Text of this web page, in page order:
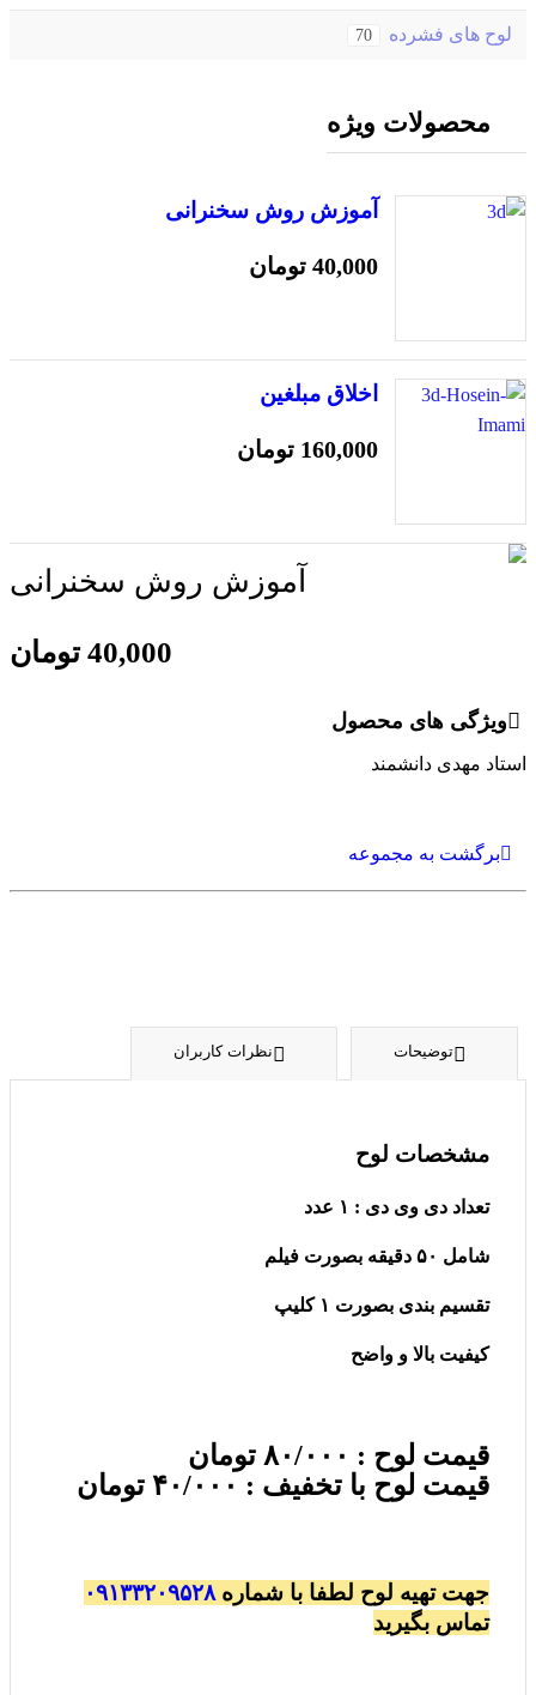
لوح های فشرده 70
محصولات ویژه
آموزش روش سخنرانی
40,000 تومان
اخلاق مبلغین
160,000 تومان
آموزش روش سخنرانی
40,000تومان
ویژگی های محصول
استاد مهدی دانشمند
برگشت به مجموعه
توضیحات نظرات کاربران
مشخصات لوح
تعداد دی وی دی : ١ عدد
شامل ۵۰ دقیقه بصورت فیلم
تقسیم بندی بصورت ١ کلیپ
کیفیت بالا و واضح
قیمت لوح : ٨۰/۰۰۰ تومان
قیمت لوح با تخفیف : ۴۰/۰۰۰ تومان
جهت تهیه لوح لطفا با شماره ۰٩١٣٣٢۰٩۵٢٨
تماس بگیرید